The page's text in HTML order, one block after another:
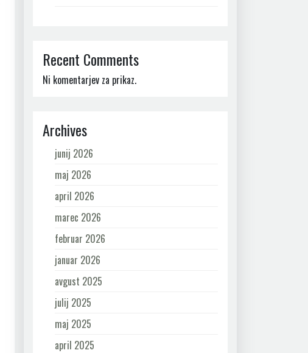
Recent Comments
Ni komentarjev za prikaz.
Archives
junij 2026
maj 2026
april 2026
marec 2026
februar 2026
januar 2026
avgust 2025
julij 2025
maj 2025
april 2025